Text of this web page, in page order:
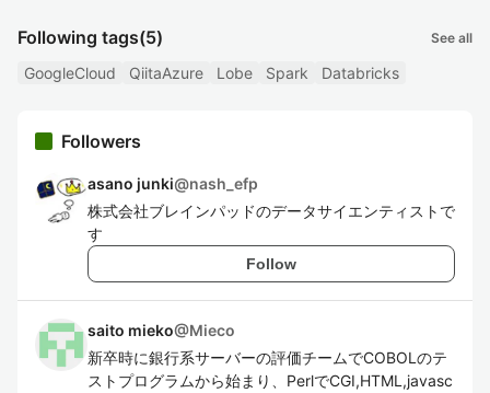
Following tags(5) See all
GoogleCloud QiitaAzure Lobe Spark Databricks
Followers
asano junki@nash_efp
株式会社ブレインパッドのデータサイエンティストで
す
Follow
saito mieko@Mieco
新卒時に銀行系サーバーの評価チームでCOBOLのテ
ストプログラムから始まり、PerlでCGI,HTML,javasc